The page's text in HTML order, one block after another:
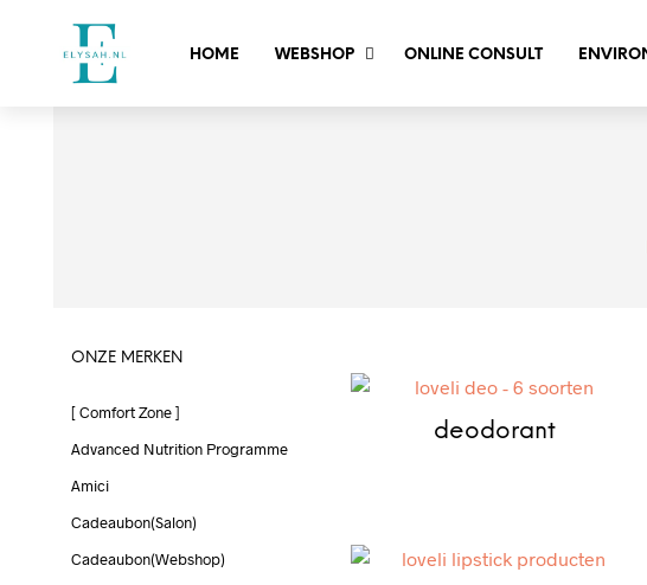
HOME WEBSHOP ONLINE CONSULT
ONZE MERKEN
[ Comfort Zone ]
Advanced Nutrition Programme
Amici
Cadeaubon(salon)
Cadeaubon(webshop)
deodorant